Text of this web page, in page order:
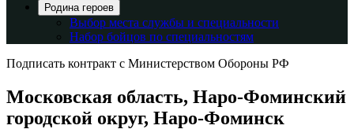
Родина героев
Выбор места службы и специальности
Набор бойцов по специальностям
Подписать контракт с Министерством Обороны РФ
Московская область, Наро-Фоминский
городской округ, Наро-Фоминск